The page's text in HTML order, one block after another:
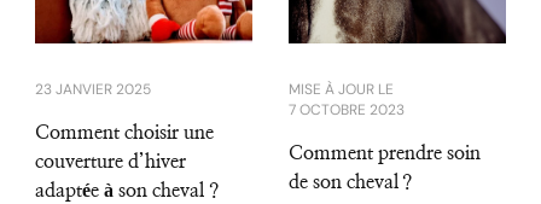
23 JANVIER 2025
Comment choisir une
couverture d’hiver
adaptée à son cheval ?
MISE À JOUR LE
7 OCTOBRE 2023
Comment prendre soin
de son cheval ?